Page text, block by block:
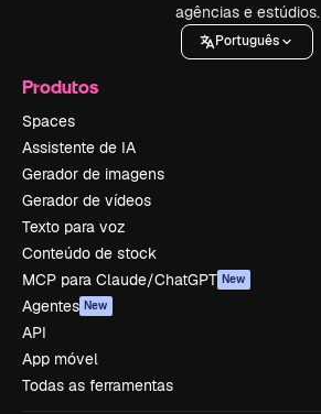
agências e estúdios.
Português
Produtos
Spaces
Assistente de IA
Gerador de imagens
Gerador de vídeos
Texto para voz
Conteúdo de stock
MCP para Claude/ChatGPT New
Agentes New
API
App móvel
Todas as ferramentas